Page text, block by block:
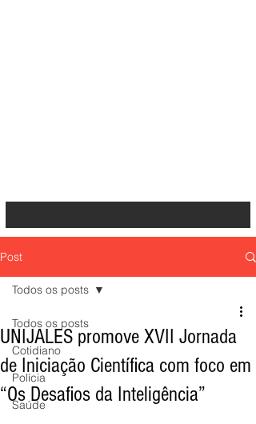
Post
Todos os posts
Cotidiano
Polícia
Saúde
Todos os posts
UNIJALES promove XVII Jornada
de Iniciação Científica com foco em
“Os Desafios da Inteligência”